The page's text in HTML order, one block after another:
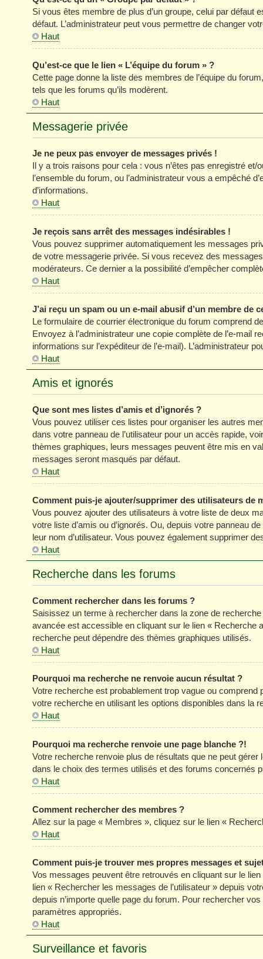
Si vous êtes membre de plus d’un groupe, celui par défaut
défaut. L’administrateur peut vous permettre de changer
Haut
Qu’est-ce que le lien « L’équipe du forum » ?
Cette page donne la liste des membres de l’équipe du
tels que les forums qu’ils modèrent.
Haut
Messagerie privée
Je ne peux pas envoyer de messages privés !
Il y a trois raisons pour cela : vous n’êtes pas enregistré
l’ensemble du forum, ou l’administrateur vous a empêché
d’informations.
Haut
Je reçois sans arrêt des messages indésirables !
Vous pouvez supprimer automatiquement les messages
de votre messagerie privée. Si vous recevez des
modérateurs. Ce dernier a la possibilité d’empêcher
Haut
J’ai reçu un spam ou un e-mail abusif d’un membre de
Le formulaire de courrier électronique du forum comprend
Envoyez à l’administrateur une copie complète de l’e-mail
informations sur l’expéditeur de l’e-mail). L’administrateur
Haut
Amis et ignorés
Que sont mes listes d’amis et d’ignorés ?
Vous pouvez utiliser ces listes pour organiser les autres
dans votre panneau de l’utilisateur pour un accès rapide,
thèmes graphiques, leurs messages peuvent être mis en
messages seront masqués par défaut.
Haut
Comment puis-je ajouter/supprimer des utilisateurs de
Vous pouvez ajouter des utilisateurs à votre liste de deux
votre liste d’amis ou d’ignorés. Ou, depuis votre panneau
leur nom d’utilisateur. Vous pouvez également supprimer
Haut
Recherche dans les forums
Comment rechercher dans les forums ?
Saisissez un terme à rechercher dans la zone de
avancée est accessible en cliquant sur le lien « Recherche
recherche peut dépendre des thèmes graphiques utilisés.
Haut
Pourquoi ma recherche ne renvoie aucun résultat ?
Votre recherche est probablement trop vague ou
votre recherche en utilisant les options disponibles dans la
Haut
Pourquoi ma recherche renvoie une page blanche ?!
Votre recherche renvoie plus de résultats que ne peut
dans le choix des termes utilisés et des forums concernés
Haut
Comment rechercher des membres ?
Allez sur la page « Membres », cliquez sur le lien «
Haut
Comment puis-je trouver mes propres messages et
Vos messages peuvent être retrouvés en cliquant sur le
lien « Rechercher les messages de l’utilisateur » depuis
depuis n’importe quelle page du forum. Pour rechercher
paramètres appropriés.
Haut
Surveillance et favoris